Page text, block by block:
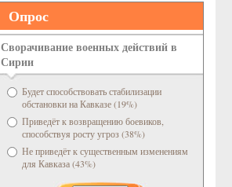
Опрос
Сворачивание военных действий в
Сирии
Будет способствовать стабилизации
обстановки на Кавказе (19%)
Приведёт к возвращению боевиков,
способствуя росту угроз (38%)
Не приведёт к существенным изменениям
для Кавказа (43%)